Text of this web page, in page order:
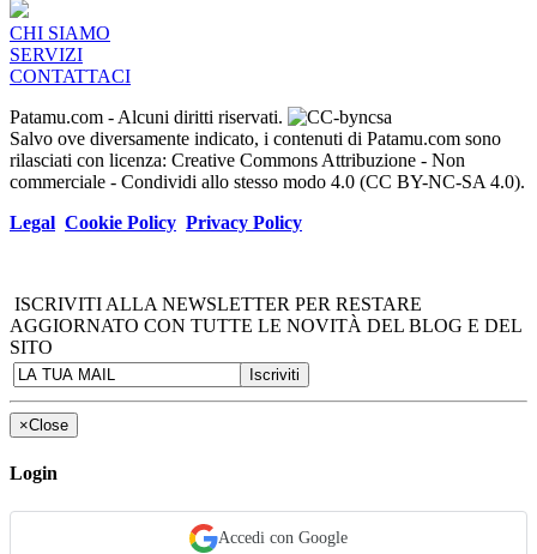
CHI SIAMO
SERVIZI
CONTATTACI
Patamu.com - Alcuni diritti riservati.
Salvo ove diversamente indicato, i contenuti di Patamu.com sono
rilasciati con licenza: Creative Commons Attribuzione - Non
commerciale - Condividi allo stesso modo 4.0 (CC BY-NC-SA 4.0).
Legal Cookie Policy Privacy Policy
ISCRIVITI ALLA NEWSLETTER PER RESTARE
AGGIORNATO CON TUTTE LE NOVITÀ DEL BLOG E DEL
SITO
×Close
Login
Accedi con Google